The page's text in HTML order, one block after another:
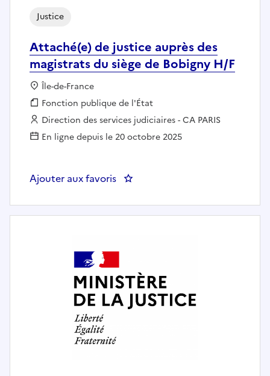
Attaché(e) de justice auprès des
magistrats du siège de Bobigny H/F
Justice
Localisation :
Île-de-France
Fonction publique :
Fonction publique de l'État
Employeur :
Direction des services judiciaires - CA PARIS
En ligne depuis le 20 octobre 2025
Ajouter aux favoris : Attaché(e) de justice auprès